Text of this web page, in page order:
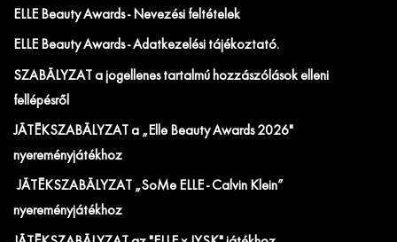
ELLE Beauty Awards - Nevezési feltételek
ELLE Beauty Awards - Adatkezelési tájékoztató.
SZABÁLYZAT a jogellenes tartalmú hozzászólások elleni
fellépésről
JÁTÉKSZABÁLYZAT a „Elle Beauty Awards 2026"
nyereményjátékhoz
JÁTÉKSZABÁLYZAT „SoMe ELLE - Calvin Klein”
nyereményjátékhoz